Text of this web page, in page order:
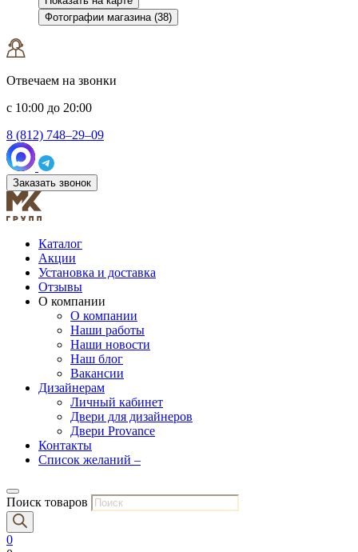
Фотографии магазина (38)
Отвечаем на звонки
с 10:00 до 20:00
8 (812) 748–29–09
Заказать звонок
Каталог
Акции
Установка и доставка
Отзывы
О компании
О компании
Наши работы
Наши новости
Наш блог
Вакансии
Дизайнерам
Личный кабинет
Двери для дизайнеров
Двери Provance
Контакты
Список желаний –
Поиск товаров
0